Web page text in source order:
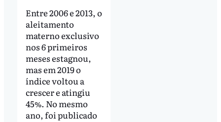
Entre 2006 e 2013, o
aleitamento
materno exclusivo
nos 6 primeiros
meses estagnou,
mas em 2019 o
índice voltou a
crescer e atingiu
45%. No mesmo
ano, foi publicado